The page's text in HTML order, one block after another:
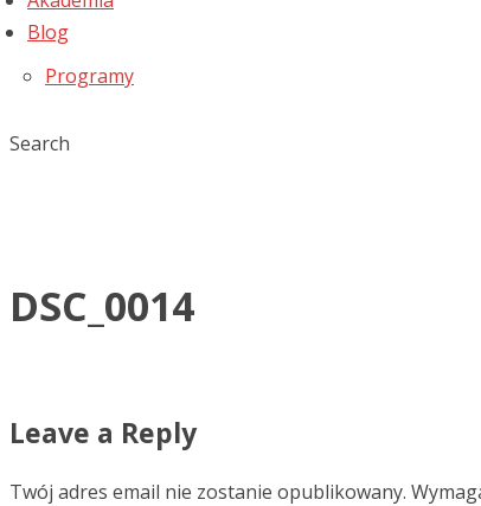
Blog
Programy
Search
DSC_0014
Leave a Reply
Twój adres email nie zostanie opublikowany.